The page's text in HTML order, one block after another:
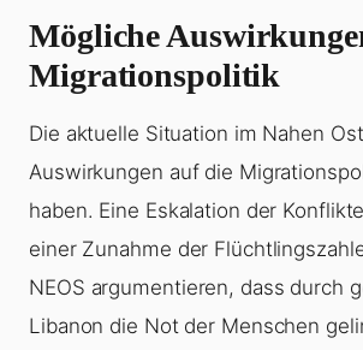
Mögliche
Migrationspolitik
Die aktuelle Situation im Nahen
Auswirkungen auf die
haben. Eine Eskalation der
einer Zunahme der
NEOS argumentieren, dass durch
Libanon die Not der Menschen